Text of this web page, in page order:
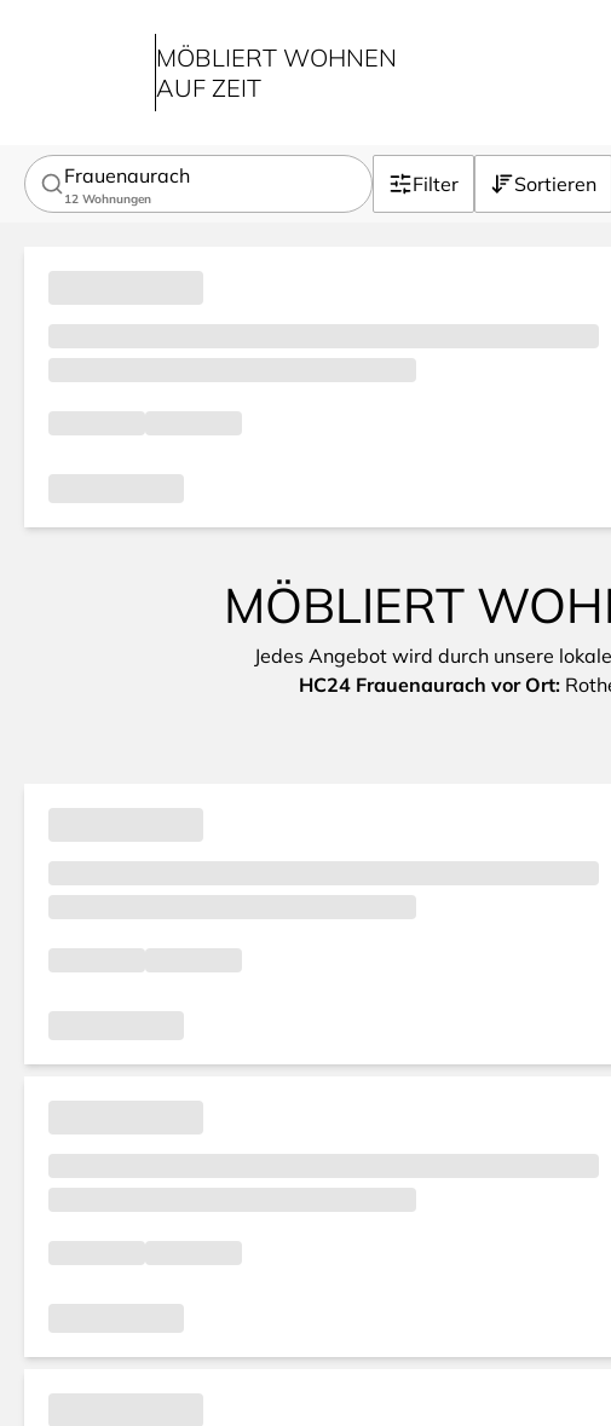
MÖBLIERT WOHNEN
AUF ZEIT
Frauenaurach
12 Wohnungen
Filter Sortieren
MÖBLIERT
Jedes Angebot wird durch unsere
HC24 Frauenaurach vor Ort: